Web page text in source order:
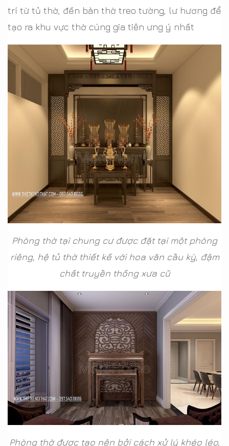
trí từ tủ thờ, đến bàn thờ treo tường, lư hương để
tạo ra khu vực thờ cúng gia tiên ưng ý nhất
Phòng thờ tại chung cư được đặt tại một phòng
riêng, hệ tủ thờ thiết kế với hoa văn cầu kỳ, đậm
chất truyền thống xưa cũ
Phòng thờ được tạo nên bởi cách xử lý khéo léo,